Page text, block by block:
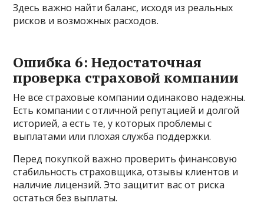
Здесь важно найти баланс, исходя из реальных
рисков и возможных расходов.
Ошибка 6: Недостаточная
проверка страховой компании
Не все страховые компании одинаково надежны.
Есть компании с отличной репутацией и долгой
историей, а есть те, у которых проблемы с
выплатами или плохая служба поддержки.
Перед покупкой важно проверить финансовую
стабильность страховщика, отзывы клиентов и
наличие лицензий. Это защитит вас от риска
остаться без выплаты.